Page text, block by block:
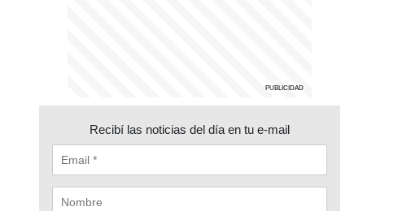
Recibí las noticias del día en tu e-mail